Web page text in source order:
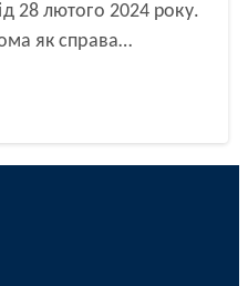
28 лютого 2024 року.
як справа…